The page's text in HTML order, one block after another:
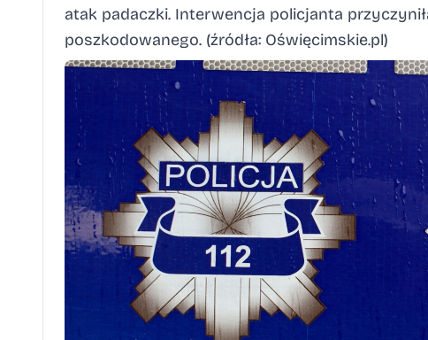
atak padaczki. Interwencja policjanta
poszkodowanego. (źródła: Oświęcimskie.pl)